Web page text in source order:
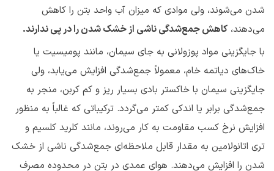
شدن می‌شوند، ولی موادی که میزان آب واحد بتن را کاهش
می‌دهند، کاهش جمع‌شدگی ناشی از خشک شدن را در پی ندارند.
با جایگزینی مواد پوزولانی به جای سیمان، مانند پومیسیت یا
خاک‌های دیاتمه خام، معمولاً جمع‌شدگی افزایش می‌یابد، ولی
جایگزینی سیمان با خاکستر بادی بسیار ریز و کم کربن، منجر به
جمع‌شدگی برابر یا اندکی کمتر می‌گردد. ترکیباتی که غالباً به منظور
افزایش نرخ کسب مقاومت به کار می‌روند، مانند کلرید کلسیم و
تری اتانولامین به مقدار قابل ملاحظه‌ای جمع‌شدگی ناشی از خشک
شدن را افزایش می‌دهند. هوای عمدی در بتن در محدوده مصرف